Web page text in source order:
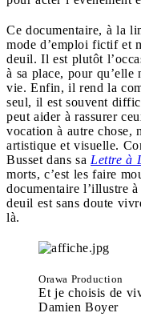
Ce documentaire, à la
mode d’emploi fictif et
deuil. Il est plutôt
à sa place, pour qu’elle
vie. Enfin, il rend la
seul, il est souvent
peut aider à rassurer
vocation à autre chose,
artistique et visuelle.
Busset dans sa Lettre à
morts, c’est les faire
documentaire l’illustre
deuil est sans doute
là.
Orawa Production
Et je choisis de
Damien Boyer